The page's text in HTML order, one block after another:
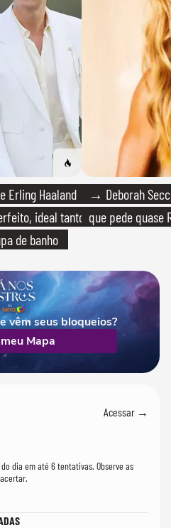
Erling Haaland
ideal tanto
de banho
→ Deborah
que pede quase
vêm seus bloqueios?
Mapa
Acessar →
dia em até 6 tentativas. Observe as